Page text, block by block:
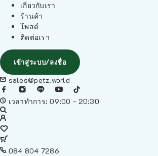
เกี่ยวกับเรา
ร้านค้า
โพสต์
ติดต่อเรา
เข้าสู่ระบบ/ลงชื่อ
sales@petz.world
เวลาทำการ: 09:00 - 20:30
084 804 7286